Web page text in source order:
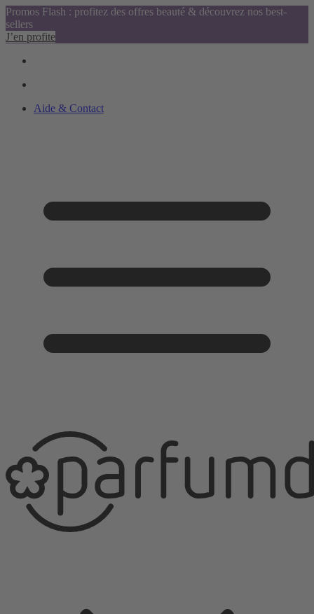
Promos Flash : profitez des offres beauté & découvrez nos best-
sellers
J’en profite
Aide & Contact